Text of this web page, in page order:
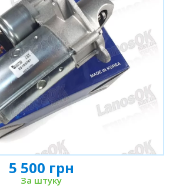
5 500 грн
За штуку